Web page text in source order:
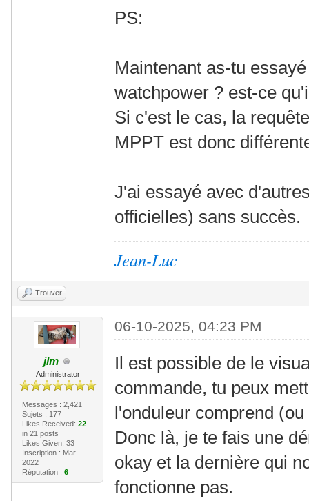
PS:
Maintenant as-tu
watchpower ? est-ce
Si c'est le cas, la
MPPT est donc
J'ai essayé avec
officielles) sans succès.
Jean-Luc
Trouver
jlm
Administrator
Messages : 2,421
Sujets : 177
Likes Received: 22
in 21 posts
Likes Given: 33
Inscription : Mar
2022
Réputation : 6
06-10-2025, 04:23 PM
Il est possible de le
commande, tu peux
l'onduleur comprend (ou
Donc là, je te fais une
okay et la dernière qui
fonctionne pas.